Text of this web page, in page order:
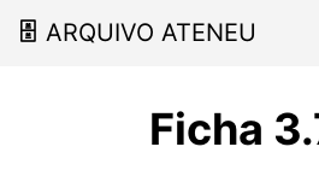
🗄 ARQUIVO ATENEU
Ficha